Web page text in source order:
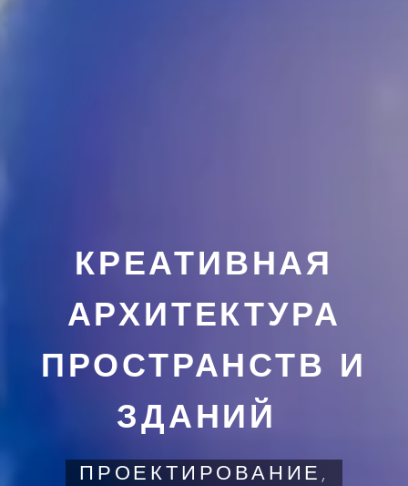
КРЕАТИВНАЯ
АРХИТЕКТУРА
ПРОСТРАНСТВ И
ЗДАНИЙ
ПРОЕКТИРОВАНИЕ,